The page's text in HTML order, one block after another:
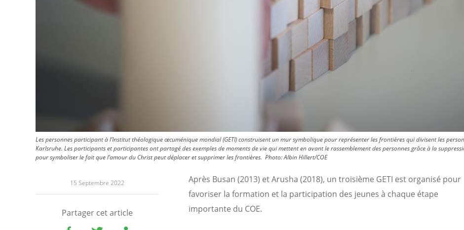
Les personnes participant à l’Institut théologique œcuménique mondial (GETI) construisent un mur symbolique pour représenter les frontières qui divisent les
Karlsruhe. Les participants et participantes ont partagé des exemples de moments de vie qui mettent en avant le rassemblement des personnes grâce à la
pour symboliser le fait que l’amour du Christ peut déplacer et supprimer les frontières. Photo:Albin Hillert/COE
15 Septembre 2022
Partager cet article
Après Busan (2013) et Arusha (2018), un troisième GETI est organisé pour
favoriser la formation et la participation des jeunes à chaque étape
importante du COE.